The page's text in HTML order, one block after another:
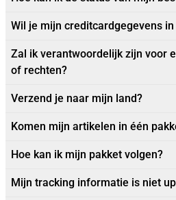
Wil je mijn creditcardgegevens
Zal ik verantwoordelijk zijn voor
of rechten?
Verzend je naar mijn land?
Komen mijn artikelen in één
Hoe kan ik mijn pakket volgen?
Mijn tracking informatie is niet